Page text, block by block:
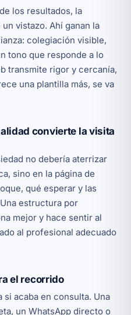
los resultados, la
vistazo. Ahí ganan la
colegiación visible,
tono que responde a lo
transmite rigor y cercanía,
una plantilla más, se va
convierte la visita
no debería aterrizar
sino en la página de
qué esperar y las
estructura por
mejor y hace sentir al
al profesional adecuado
el recorrido
si acaba en consulta. Una
un WhatsApp directo o